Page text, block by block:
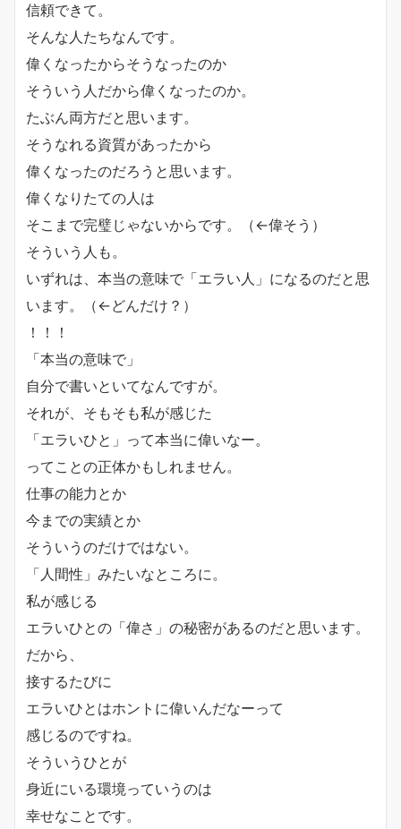
信頼できて。
そんな人たちなんです。
偉くなったからそうなったのか
そういう人だから偉くなったのか。
たぶん両方だと思います。
そうなれる資質があったから
偉くなったのだろうと思います。
偉くなりたての人は
そこまで完璧じゃないからです。（←偉そう）
そういう人も。
いずれは、本当の意味で「エラい人」になるのだと思
います。（←どんだけ？）
！！！
「本当の意味で」
自分で書いといてなんですが。
それが、そもそも私が感じた
「エラいひと」って本当に偉いなー。
ってことの正体かもしれません。
仕事の能力とか
今までの実績とか
そういうのだけではない。
「人間性」みたいなところに。
私が感じる
エラいひとの「偉さ」の秘密があるのだと思います。
だから、
接するたびに
エラいひとはホントに偉いんだなーって
感じるのですね。
そういうひとが
身近にいる環境っていうのは
幸せなことです。